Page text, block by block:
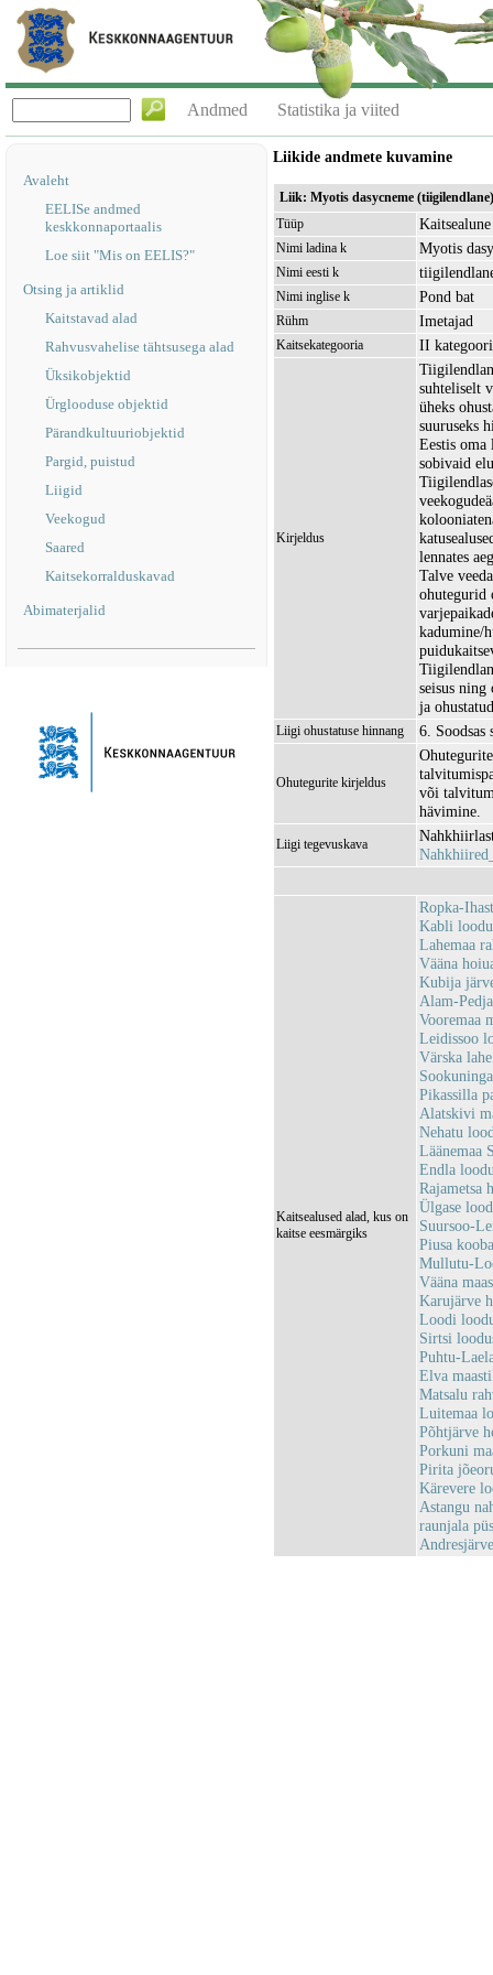
Andmed Statistika ja viited
Avaleht
EELISe andmed
keskkonnaportaalis
Loe siit "Mis on EELIS?"
Otsing ja artiklid
Kaitstavad alad
Rahvusvahelise tähtsusega alad
Üksikobjektid
Ürglooduse objektid
Pärandkultuuriobjektid
Pargid, puistud
Liigid
Veekogud
Saared
Kaitsekorralduskavad
Abimaterjalid
Liikide andmete kuvamine
Liik: Myotis dasycneme (tiigilendlane)
Tüüp
Nimi ladina k Myotis
Nimi eesti k
Nimi inglise k Pond bat
Rühm Imetajad
Kaitsekategooria II
Kirjeldus
suhteliselt
üheks
suuruseks
Eestis oma
sobivaid
lennates
Talve
ohutegurid
kadumine/
seisus ning
ja
Liigi ohustatuse hinnang 6. Soodsas
Ohutegurite kirjeldus
või
hävimine.
Liigi tegevuskava
Kaitsealused alad, kus on
kaitse eesmärgiks
Ropka-
Kabli
Lahemaa
Vääna
Kubija
Alam-
Vooremaa
Leidissoo
Värska
Pikassilla
Alatskivi
Nehatu
Läänemaa
Endla
Rajametsa
Ülgase
Suursoo-
Piusa
Mullutu-
Vääna
Karujärve
Loodi
Sirtsi
Puhtu-
Elva
Matsalu
Luitemaa
Põhtjärve
Porkuni
Pirita
Kärevere
Astangu
raunjala